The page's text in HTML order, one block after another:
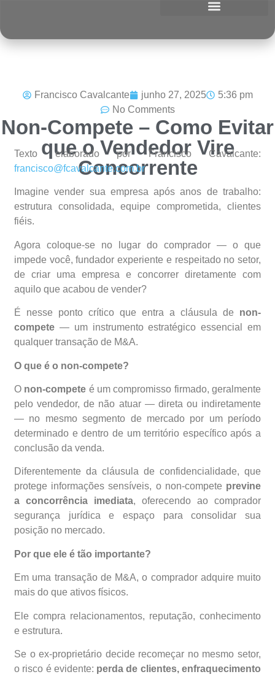
Francisco Cavalcante junho 27, 2025
5:36 pm
No Comments
Non-Compete – Como Evitar
que o Vendedor Vire
Concorrente
Texto elaborado por Francisco Cavalcante:
francisco@fcavalcante.com.br
Imagine vender sua empresa após anos de trabalho:
estrutura consolidada, equipe comprometida, clientes
fiéis.
Agora coloque-se no lugar do comprador — o que
impede você, fundador experiente e respeitado no setor,
de criar uma empresa e concorrer diretamente com
aquilo que acabou de vender?
É nesse ponto crítico que entra a cláusula de non-
compete — um instrumento estratégico essencial em
qualquer transação de M&A.
O que é o non-compete?
O non-compete é um compromisso firmado, geralmente
pelo vendedor, de não atuar — direta ou indiretamente
— no mesmo segmento de mercado por um período
determinado e dentro de um território específico após a
conclusão da venda.
Diferentemente da cláusula de confidencialidade, que
protege informações sensíveis, o non-compete previne
a concorrência imediata, oferecendo ao comprador
segurança jurídica e espaço para consolidar sua
posição no mercado.
Por que ele é tão importante?
Em uma transação de M&A, o comprador adquire muito
mais do que ativos físicos.
Ele compra relacionamentos, reputação, conhecimento
e estrutura.
Se o ex-proprietário decide recomeçar no mesmo setor,
o risco é evidente: perda de clientes, enfraquecimento